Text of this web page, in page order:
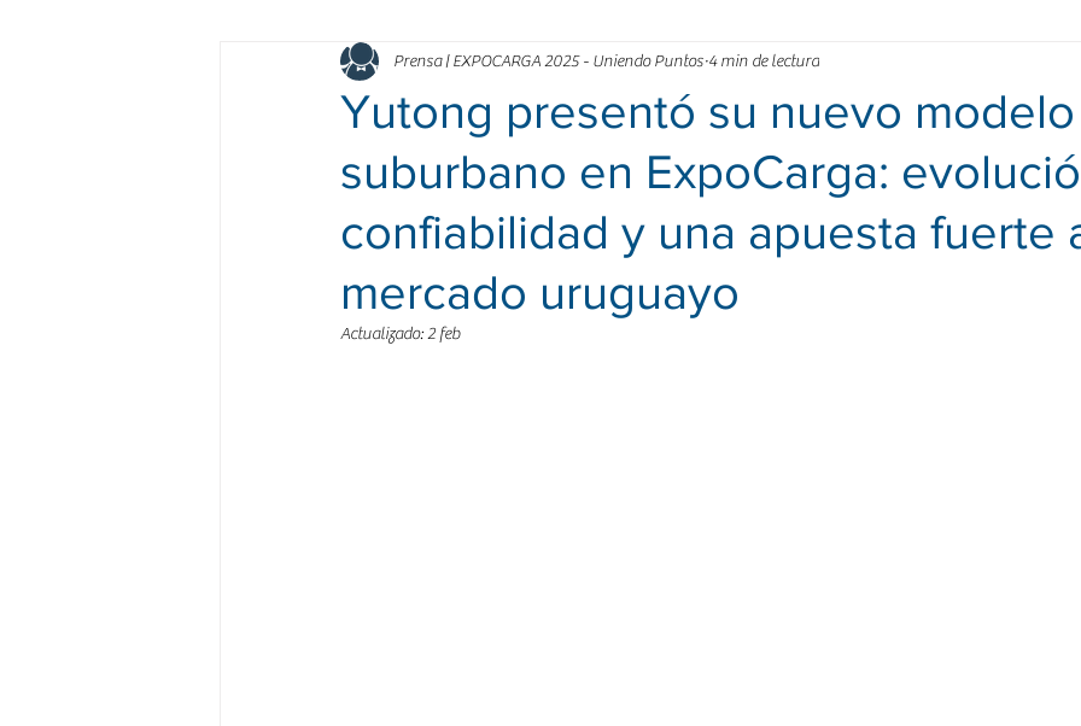
Yutong presentó su nuevo modelo
suburbano en ExpoCarga:
confiabilidad y una apuesta fuerte
mercado uruguayo
Prensa | EXPOCARGA 2025 - Uniendo Puntos 4 min de lectura
Actualizado:2 feb